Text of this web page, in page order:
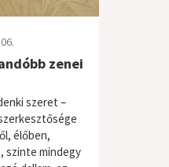
zenei
szeret –
élőben,
szinte mindegy